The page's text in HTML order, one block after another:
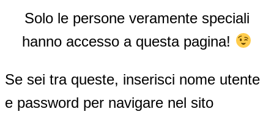
Solo le persone veramente speciali
hanno accesso a questa pagina!
Se sei tra queste, inserisci nome utente
e password per navigare nel sito